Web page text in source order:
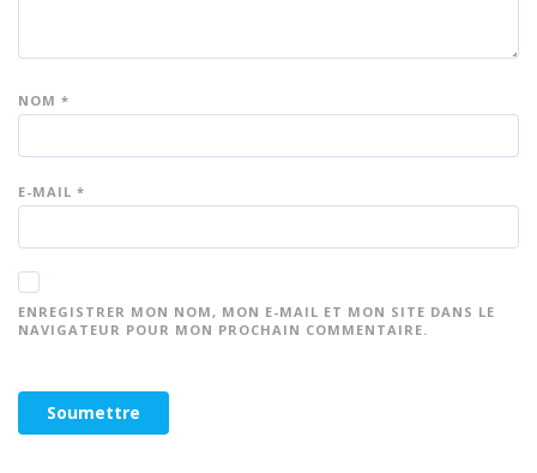
NOM *
E-MAIL *
ENREGISTRER MON NOM, MON E-MAIL ET MON SITE DANS LE
NAVIGATEUR POUR MON PROCHAIN COMMENTAIRE.